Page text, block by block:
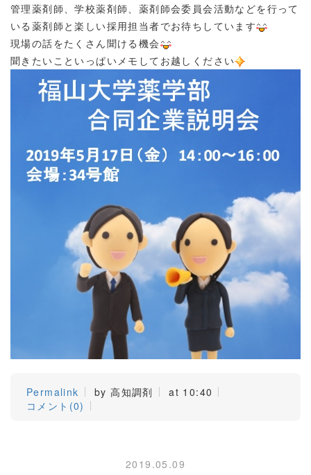
管理薬剤師、学校薬剤師、薬剤師会委員会活動などを行って
いる薬剤師と楽しい採用担当者でお待ちしています
現場の話をたくさん聞ける機会
聞きたいこといっぱいメモしてお越しください
Permalink by 高知調剤
at 10:40
コメント(0)
2019.05.09